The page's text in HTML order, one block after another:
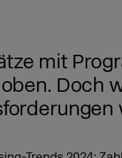
mit
Doch